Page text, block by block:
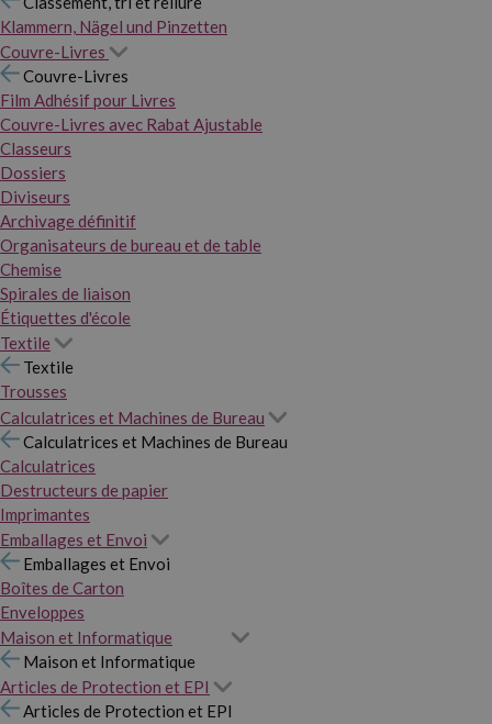
Klammern, Nägel und Pinzetten
Couvre-Livres
Couvre-Livres
Film Adhésif pour Livres
Couvre-Livres avec Rabat Ajustable
Classeurs
Dossiers
Diviseurs
Archivage définitif
Organisateurs de bureau et de table
Chemise
Spirales de liaison
Étiquettes d'école
Textile
Textile
Trousses
Calculatrices et Machines de Bureau
Calculatrices et Machines de Bureau
Calculatrices
Destructeurs de papier
Imprimantes
Emballages et Envoi
Emballages et Envoi
Boîtes de Carton
Enveloppes
Maison et Informatique
Maison et Informatique
Articles de Protection et EPI
Articles de Protection et EPI